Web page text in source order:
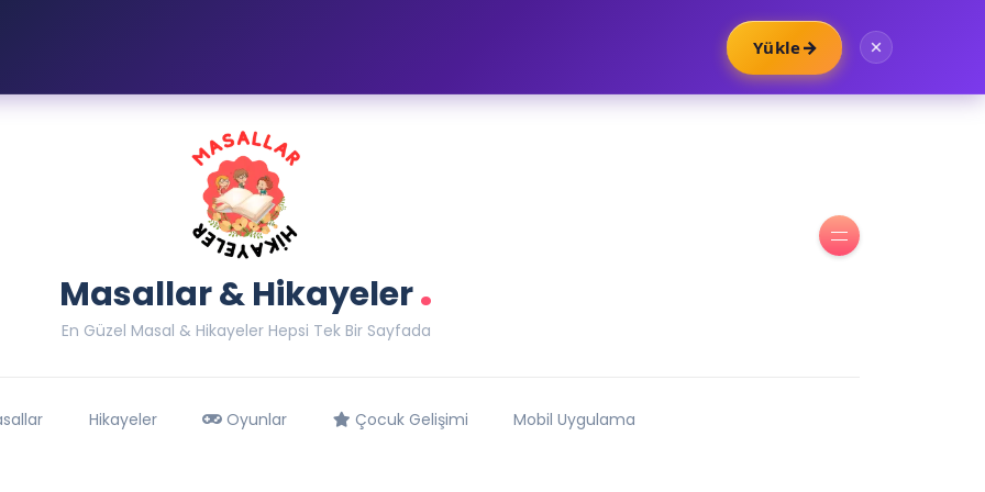
Yükle→
Masallar & Hikayeler.
En Güzel Masal & Hikayeler Hepsi Tek Bir Sayfada
Hikayeler Oyunlar Çocuk Gelişimi Mobil Uygulama